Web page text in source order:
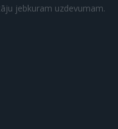
jebkuram uzdevumam.